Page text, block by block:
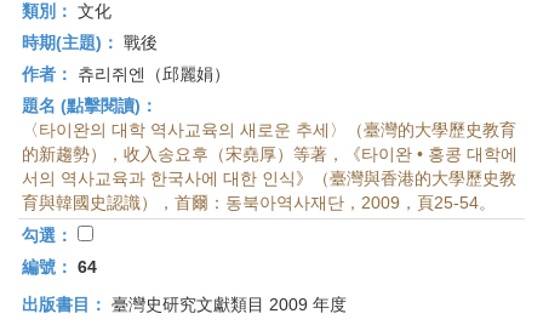
類別： 文化
時期(主題)： 戰後
作者：
츄리쥐엔（邱麗娟）
題名 (點擊閱讀)：
〈타이완의 대학 역사교육의 새로운 추세〉（臺灣的大學歷史教育
的新趨勢），收入송요후（宋堯厚）等著，《타이완 • 홍콩 대학에
서의 역사교육과 한국사에 대한 인식》（臺灣與香港的大學歷史教
育與韓國史認識），首爾：동북아역사재단，2009，頁25-54。
勾選：
編號： 64
出版書目： 臺灣史研究文獻類目 2009 年度